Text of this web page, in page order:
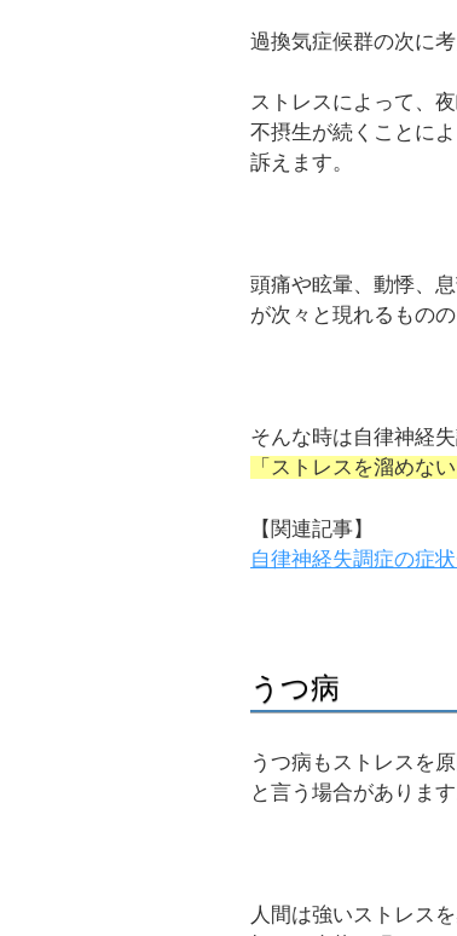
過換気症候群の次に
ストレスによって、
不摂生が続くことに
訴えます。
頭痛や眩暈、動悸、
が次々と現れるもの
そんな時は自律神経
「ストレスを溜めな
【関連記事】
自律神経失調症の症
うつ病
うつ病もストレスを
と言う場合があります
人間は強いストレス